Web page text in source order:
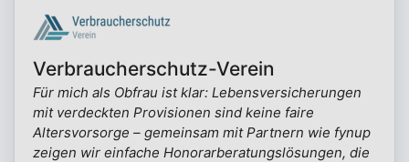
Verbraucherschutz-Verein
Für mich als Obfrau ist klar: Lebensversicherungen
mit verdeckten Provisionen sind keine faire
Altersvorsorge – gemeinsam mit Partnern wie fynup
zeigen wir einfache Honorarberatungslösungen, die